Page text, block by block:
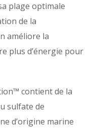
plage optimale
de la
améliore la
plus d’énergie pour
contient de la
sulfate de
d’origine marine